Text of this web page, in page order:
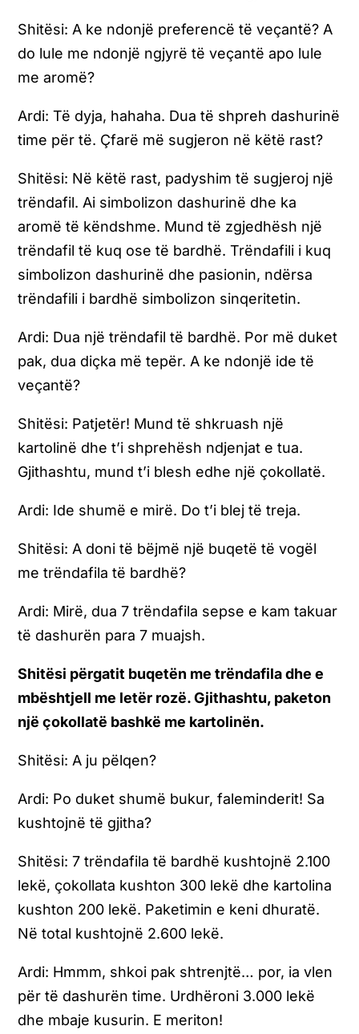
Shitësi: A ke ndonjë preferencë të veçantë? A
do lule me ndonjë ngjyrë të veçantë apo lule
me aromë?
Ardi: Të dyja, hahaha. Dua të shpreh dashurinë
time për të. Çfarë më sugjeron në këtë rast?
Shitësi: Në këtë rast, padyshim të sugjeroj një
trëndafil. Ai simbolizon dashurinë dhe ka
aromë të këndshme. Mund të zgjedhësh një
trëndafil të kuq ose të bardhë. Trëndafili i kuq
simbolizon dashurinë dhe pasionin, ndërsa
trëndafili i bardhë simbolizon sinqeritetin.
Ardi: Dua një trëndafil të bardhë. Por më duket
pak, dua diçka më tepër. A ke ndonjë ide të
veçantë?
Shitësi: Patjetër! Mund të shkruash një
kartolinë dhe t’i shprehësh ndjenjat e tua.
Gjithashtu, mund t’i blesh edhe një çokollatë.
Ardi: Ide shumë e mirë. Do t’i blej të treja.
Shitësi: A doni të bëjmë një buqetë të vogël
me trëndafila të bardhë?
Ardi: Mirë, dua 7 trëndafila sepse e kam takuar
të dashurën para 7 muajsh.
Shitësi përgatit buqetën me trëndafila dhe e
mbështjell me letër rozë. Gjithashtu, paketon
një çokollatë bashkë me kartolinën.
Shitësi: A ju pëlqen?
Ardi: Po duket shumë bukur, faleminderit! Sa
kushtojnë të gjitha?
Shitësi: 7 trëndafila të bardhë kushtojnë 2.100
lekë, çokollata kushton 300 lekë dhe kartolina
kushton 200 lekë. Paketimin e keni dhuratë.
Në total kushtojnë 2.600 lekë.
Ardi: Hmmm, shkoi pak shtrenjtë… por, ia vlen
për të dashurën time. Urdhëroni 3.000 lekë
dhe mbaje kusurin. E meriton!